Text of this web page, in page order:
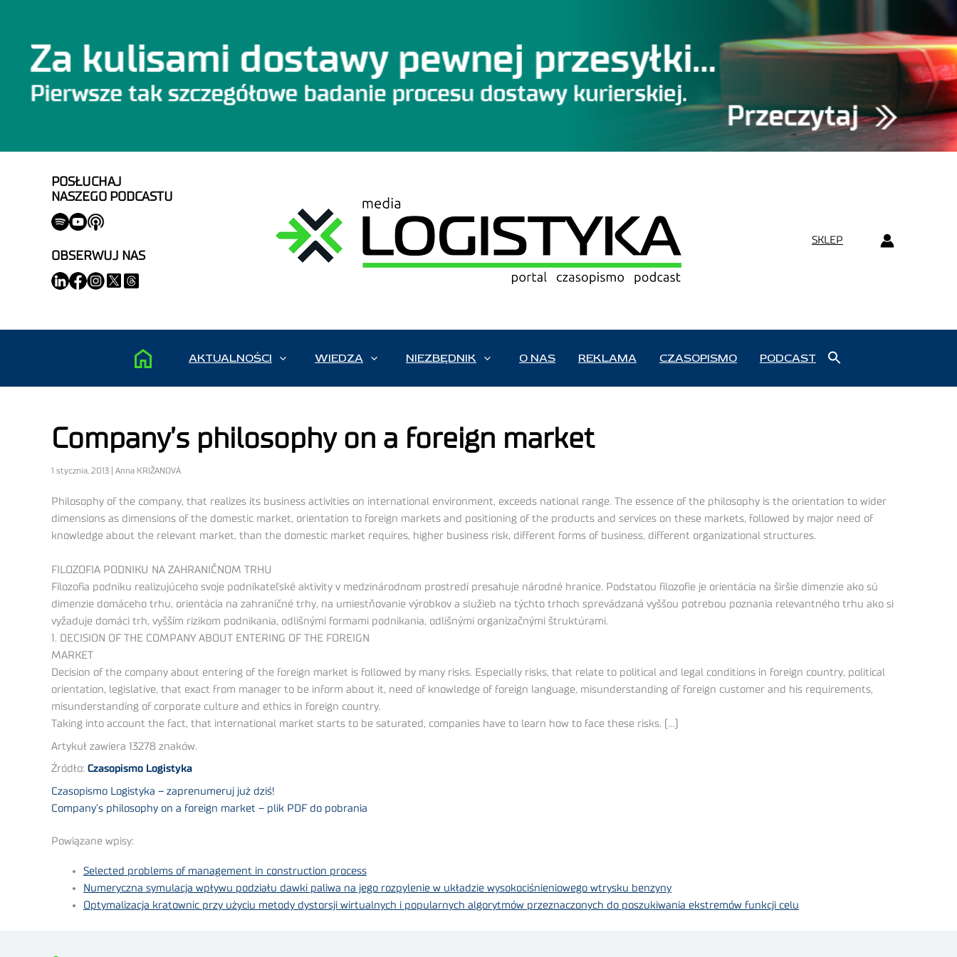
POSŁUCHAJ
NASZEGO PODCASTU
OBSERWUJ NAS
SKLEP
AKTUALNOŚCI WIEDZA NIEZBĘDNIK O NAS REKLAMA CZASOPISMO PODCAST
Company’s philosophy on a foreign market
1 stycznia, 2013 | Anna KRIŽANOVÁ
Philosophy of the company, that realizes its business activities on international environment, exceeds national range. The essence of the philosophy is the orientation to wider
dimensions as dimensions of the domestic market, orientation to foreign markets and positioning of the products and services on these markets, followed by major need of
knowledge about the relevant market, than the domestic market requires, higher business risk, different forms of business, different organizational structures.
FILOZOFIA PODNIKU NA ZAHRANIČNOM TRHU
Filozofia podniku realizujúceho svoje podnikateľské aktivity v medzinárodnom prostredí presahuje národné hranice. Podstatou filozofie je orientácia na širšie dimenzie ako sú
dimenzie domáceho trhu, orientácia na zahraničné trhy, na umiestňovanie výrobkov a služieb na týchto trhoch sprevádzaná vyššou potrebou poznania relevantného trhu ako si
vyžaduje domáci trh, vyšším rizikom podnikania, odlišnými formami podnikania, odlišnými organizačnými štruktúrami.
1. DECISION OF THE COMPANY ABOUT ENTERING OF THE FOREIGN
MARKET
Decision of the company about entering of the foreign market is followed by many risks. Especially risks, that relate to political and legal conditions in foreign country, political
orientation, legislative, that exact from manager to be inform about it, need of knowledge of foreign language, misunderstanding of foreign customer and his requirements,
misunderstanding of corporate culture and ethics in foreign country.
Taking into account the fact, that international market starts to be saturated, companies have to learn how to face these risks. (…)
Artykuł zawiera 13278 znaków.
Źródło: Czasopismo Logistyka
Czasopismo Logistyka – zaprenumeruj już dziś!
Company’s philosophy on a foreign market – plik PDF do pobrania
Powiązane wpisy:
Selected problems of management in construction process
Numeryczna symulacja wpływu podziału dawki paliwa na jego rozpylenie w układzie wysokociśnieniowego wtrysku benzyny
Optymalizacja kratownic przy użyciu metody dystorsji wirtualnych i popularnych algorytmów przeznaczonych do poszukiwania ekstremów funkcji celu